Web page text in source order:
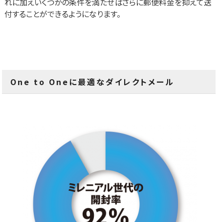
付することができるようになります。
One to Oneに最適なダイレクトメール